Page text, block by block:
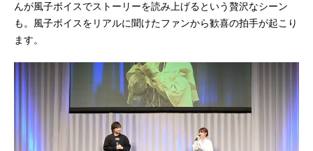
んが風子ボイスでストーリーを読み上げるという贅沢なシーン
も。風子ボイスをリアルに聞けたファンから歓喜の拍手が起こり
ます。